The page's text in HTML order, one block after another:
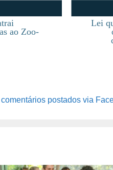
ao Zoo-
Lei
postados via